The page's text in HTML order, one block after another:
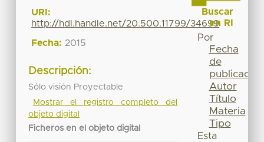
URI:
http://hdl.handle.net/20.500.11799/34699
Fecha: 2015
Descripción:
Sólo visión Proyectable
Mostrar el registro completo del
objeto digital
Ficheros en el objeto digital
Buscar
en RI
Por
Fecha
de
publicación
Autor
Título
Materia
Tipo
Esta